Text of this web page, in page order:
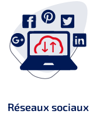
Réseaux sociaux